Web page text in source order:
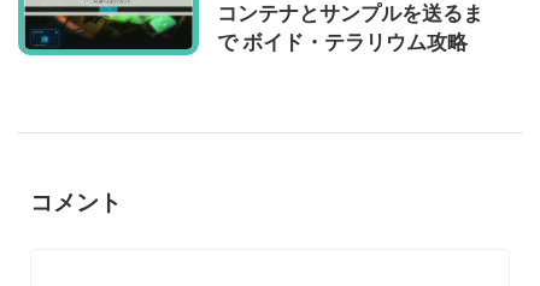
コンテナとサンプルを送るま
で ボイド・テラリウム攻略
コメント